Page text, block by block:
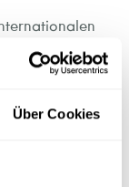
Über Cookies
und